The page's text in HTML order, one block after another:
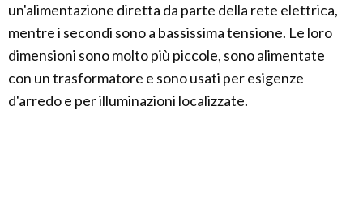
un'alimentazione diretta da parte della rete elettrica,
mentre i secondi sono a bassissima tensione. Le loro
dimensioni sono molto più piccole, sono alimentate
con un trasformatore e sono usati per esigenze
d'arredo e per illuminazioni localizzate.